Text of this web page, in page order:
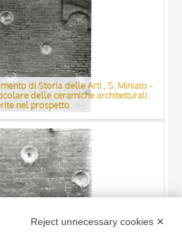
di Storia delle Arti , S. Miniato -
delle ceramiche architetturali
nel prospetto
Reject unnecessary cookies ✕